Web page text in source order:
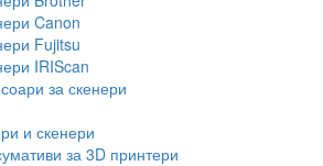
Canon
Fujitsu
IRIScan
за скенери
и скенери
за 3D принтери